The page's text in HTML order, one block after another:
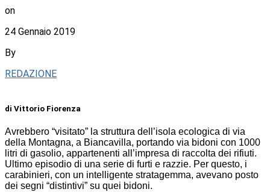
on
24 Gennaio 2019
By
REDAZIONE
di Vittorio Fiorenza
Avrebbero “visitato” la struttura dell’isola ecologica di via
della Montagna, a Biancavilla, portando via bidoni con 1000
litri di gasolio, appartenenti all’impresa di raccolta dei rifiuti.
Ultimo episodio di una serie di furti e razzie. Per questo, i
carabinieri, con un intelligente stratagemma, avevano posto
dei segni “distintivi” su quei bidoni.